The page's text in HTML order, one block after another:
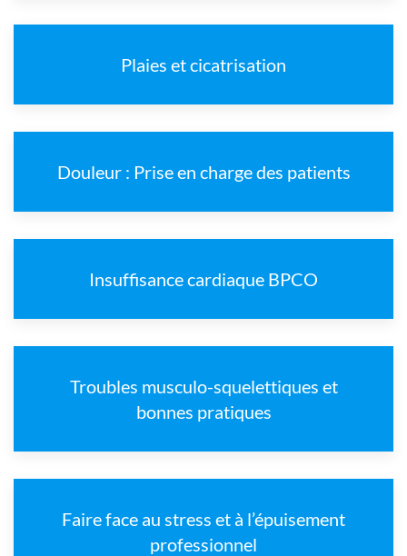
Plaies et cicatrisation
Douleur : Prise en charge des patients
Insuffisance cardiaque BPCO
Troubles musculo-squelettiques et
bonnes pratiques
Faire face au stress et à l’épuisement
professionnel